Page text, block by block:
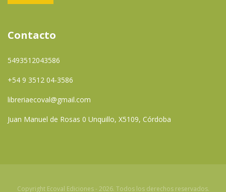
Contacto
5493512043586
+54 9 3512 04-3586
libreriaecoval@gmail.com
Juan Manuel de Rosas 0 Unquillo, X5109, Córdoba
Copyright Ecoval Ediciones - 2026. Todos los derechos reservados.